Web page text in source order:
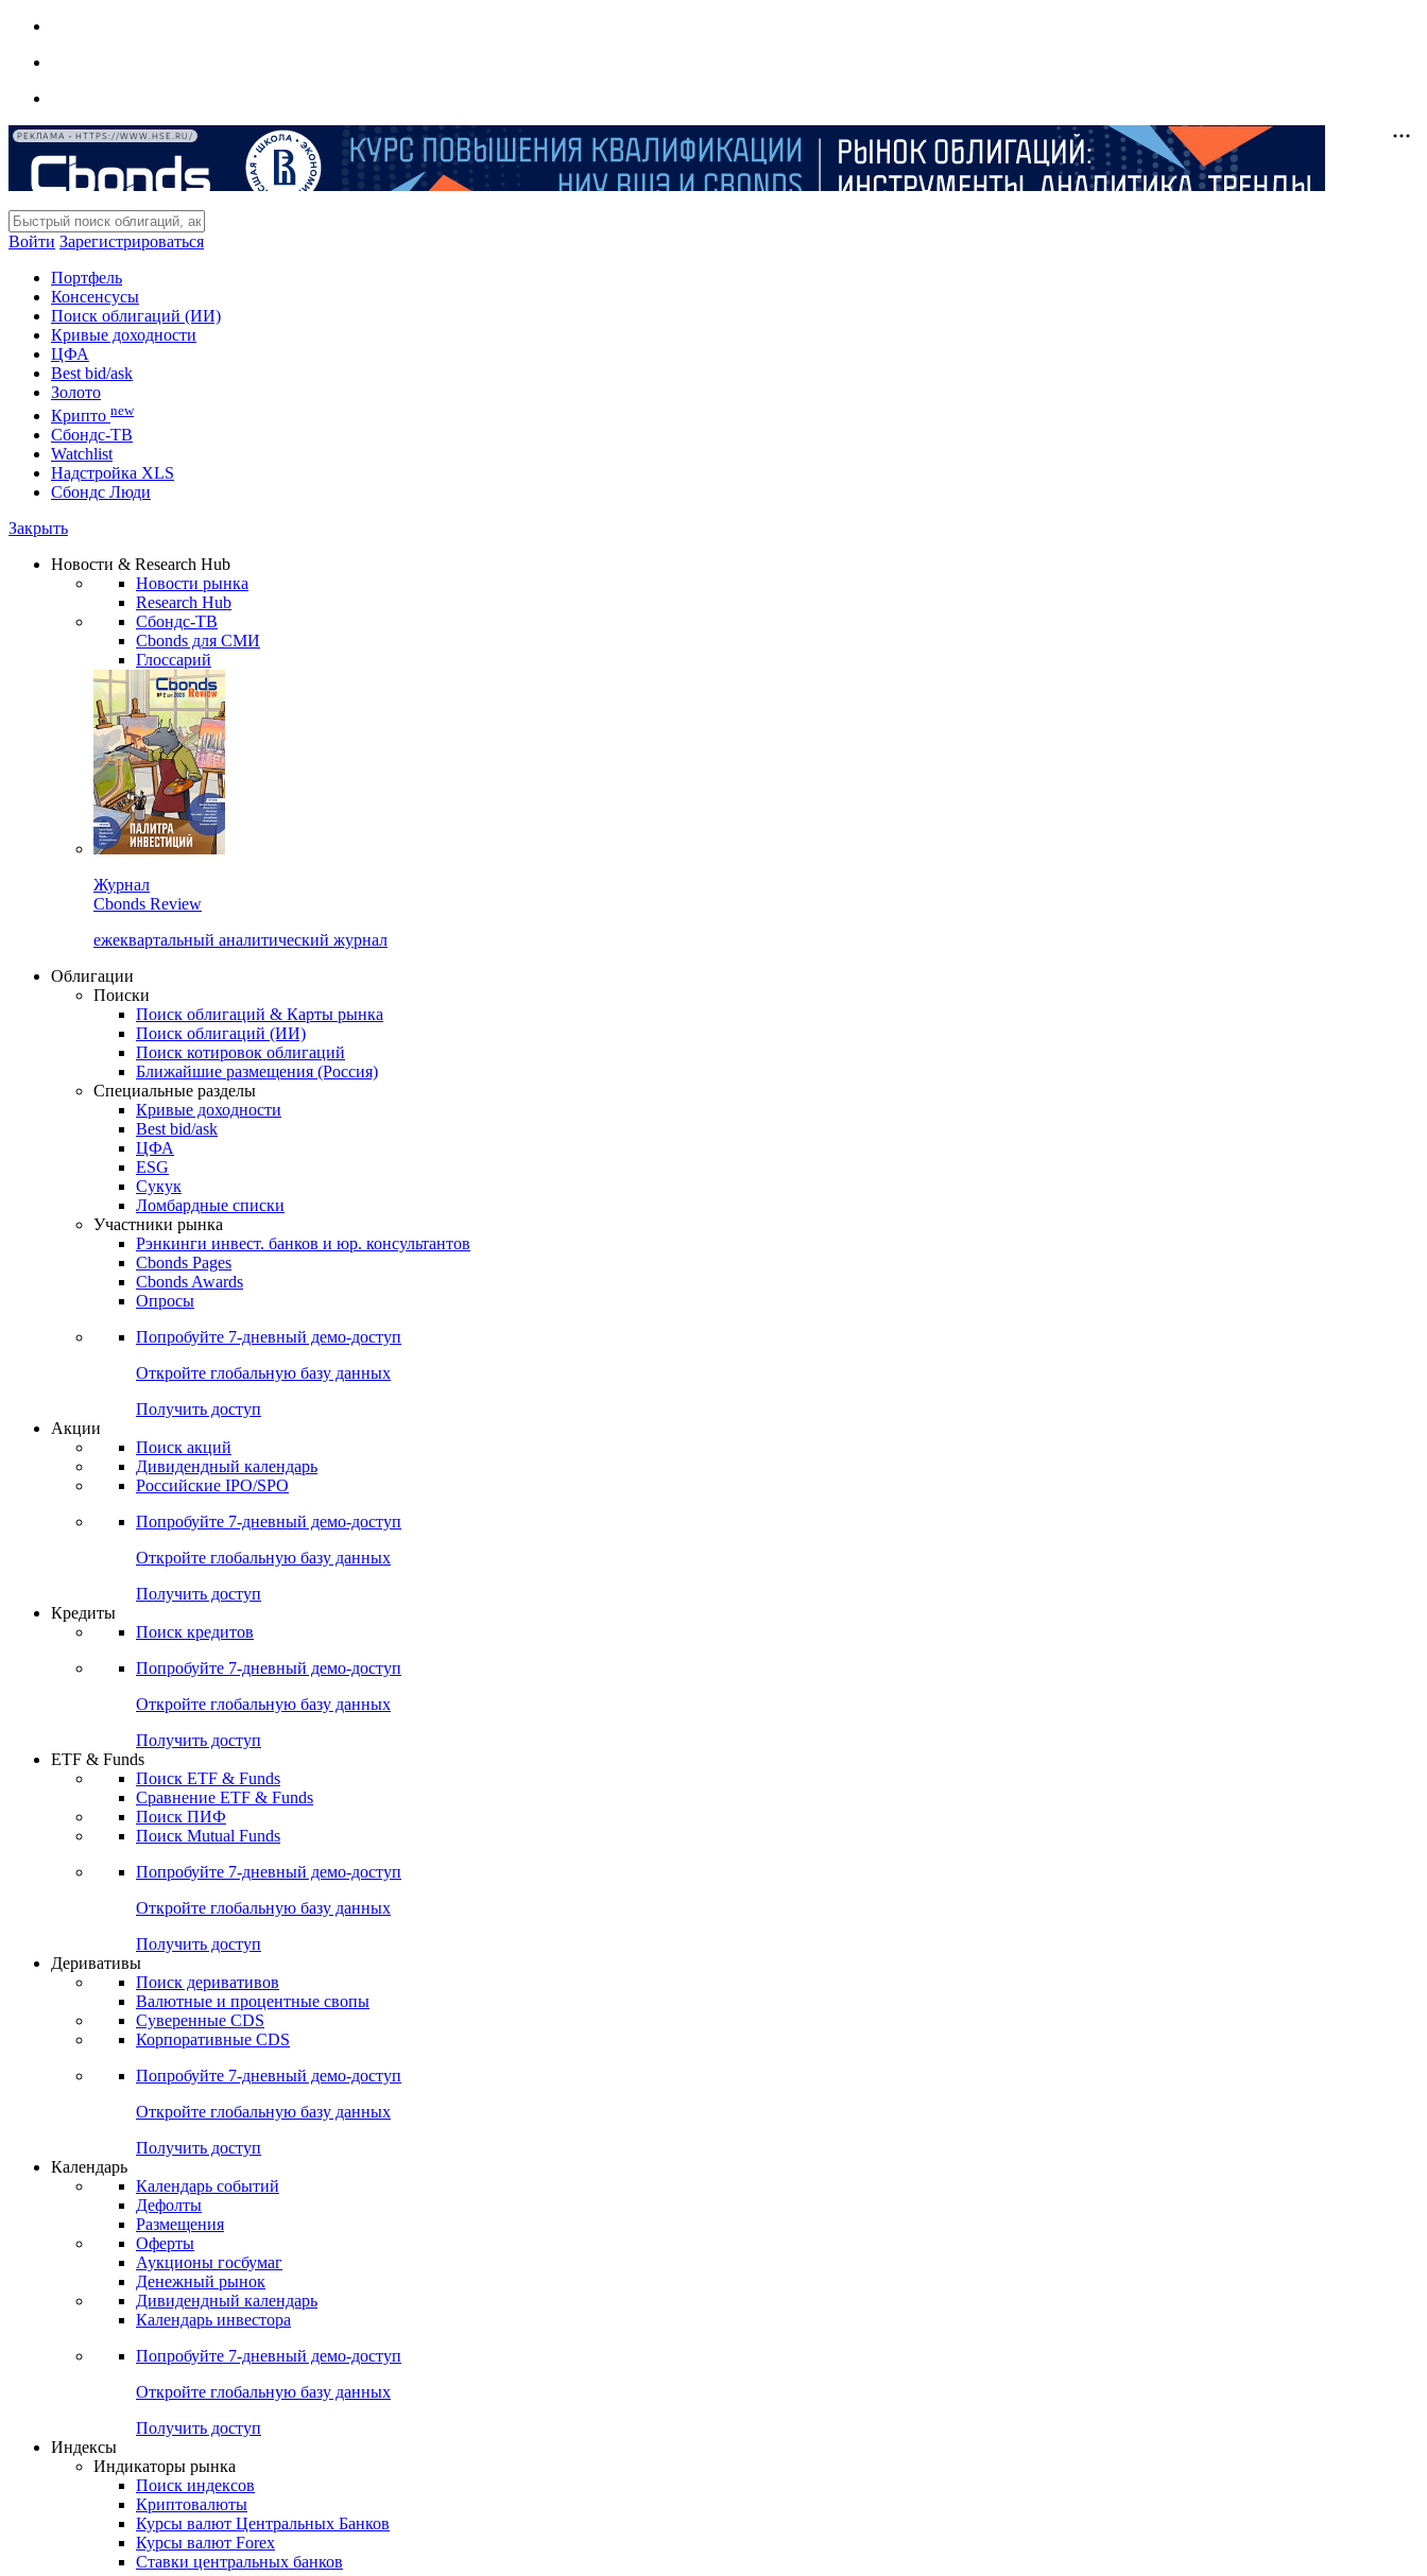
РЕКЛАМА • HTTPS://WWW.HSE.RU/
Войти Зарегистрироваться
Портфель
Консенсусы
Поиск облигаций (ИИ)
Кривые доходности
ЦФА
Best bid/ask
Золото
Крипто new
Сбондс-ТВ
Watchlist
Надстройка XLS
Сбондс Люди
Закрыть
Новости & Research Hub
Новости рынка
Research Hub
Сбондс-ТВ
Cbonds для СМИ
Глоссарий
Журнал
Cbonds Review
ежеквартальный аналитический журнал
Облигации
Поиски
Поиск облигаций & Карты рынка
Поиск облигаций (ИИ)
Поиск котировок облигаций
Ближайшие размещения (Россия)
Специальные разделы
Кривые доходности
Best bid/ask
ЦФА
ESG
Сукук
Ломбардные списки
Участники рынка
Рэнкинги инвест. банков и юр. консультантов
Cbonds Pages
Cbonds Awards
Опросы
Попробуйте 7-дневный демо-доступ
Откройте глобальную базу данных
Получить доступ
Акции
Поиск акций
Дивидендный календарь
Российские IPO/SPO
Попробуйте 7-дневный демо-доступ
Откройте глобальную базу данных
Получить доступ
Кредиты
Поиск кредитов
Попробуйте 7-дневный демо-доступ
Откройте глобальную базу данных
Получить доступ
ETF & Funds
Поиск ETF & Funds
Сравнение ETF & Funds
Поиск ПИФ
Поиск Mutual Funds
Попробуйте 7-дневный демо-доступ
Откройте глобальную базу данных
Получить доступ
Деривативы
Поиск деривативов
Валютные и процентные свопы
Суверенные CDS
Корпоративные CDS
Попробуйте 7-дневный демо-доступ
Откройте глобальную базу данных
Получить доступ
Календарь
Календарь событий
Дефолты
Размещения
Оферты
Аукционы госбумаг
Денежный рынок
Дивидендный календарь
Календарь инвестора
Попробуйте 7-дневный демо-доступ
Откройте глобальную базу данных
Получить доступ
Индексы
Индикаторы рынка
Поиск индексов
Криптовалюты
Курсы валют Центральных Банков
Курсы валют Forex
Ставки центральных банков